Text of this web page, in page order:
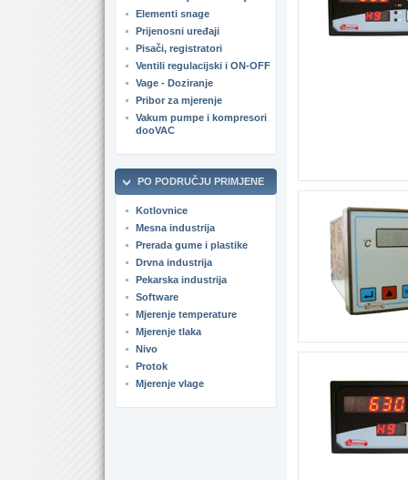
Elementi snage
Prijenosni uređaji
Pisači, registratori
Ventili regulacijski i ON-OFF
Vage - Doziranje
Pribor za mjerenje
Vakum pumpe i kompresori
dooVAC
PO PODRUČJU PRIMJENE
Kotlovnice
Mesna industrija
Prerada gume i plastike
Drvna industrija
Pekarska industrija
Software
Mjerenje temperature
Mjerenje tlaka
Nivo
Protok
Mjerenje vlage